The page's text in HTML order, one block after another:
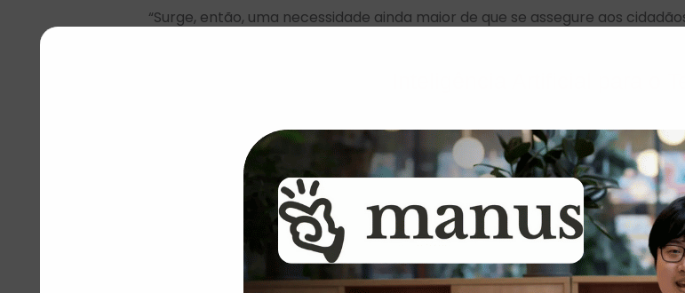
“Surge, então, uma necessidade ainda maior de que se assegure aos
Rio de Janeiro terá kits de higiene
Na cidade do Rio de Janeiro, a prefeitura vai distribuir kitsde higiene à
A secretária municipal de Assistência Social e Direitos Humanos, Tia Ju,
preços para a compra dos kits.